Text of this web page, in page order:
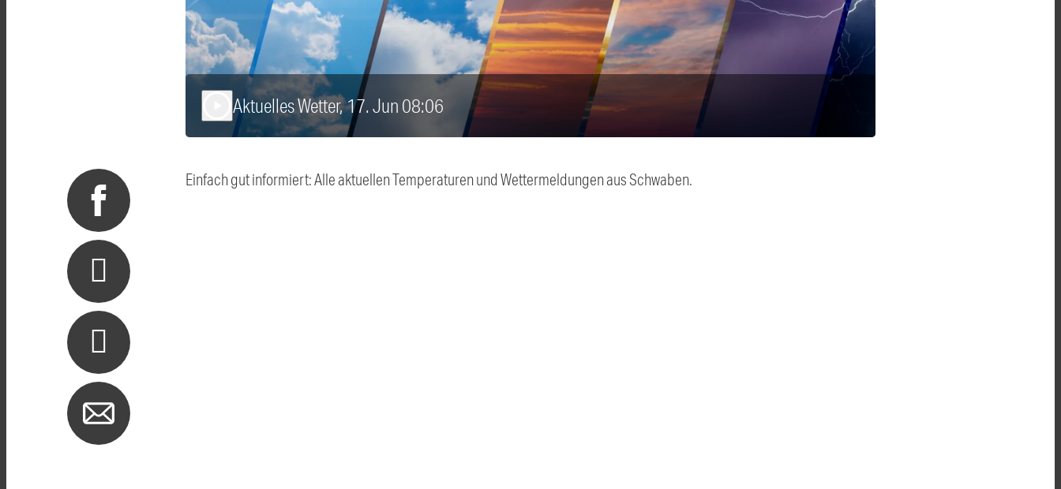
Aktuelles Wetter, 17. Jun 08:06
Einfach gut informiert: Alle aktuellen Temperaturen und Wettermeldungen aus Schwaben.